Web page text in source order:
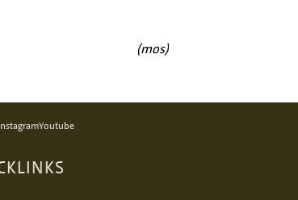
(mos)
Youtube